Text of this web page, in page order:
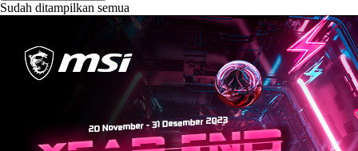
Sudah ditampilkan semua